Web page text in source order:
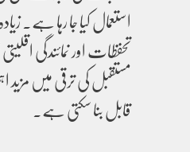
استعمال کیا جا رہا ہے۔
تحفظات اور نمائندگی
مستقبل کی ترقی میں
قابل بنا سکتی ہے۔